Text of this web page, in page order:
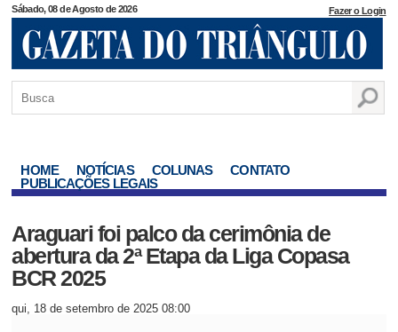
Sábado, 08 de Agosto de 2026 Fazer o Login
HOME NOTÍCIAS COLUNAS
CONTATO
PUBLICAÇÕES LEGAIS
Araguari foi palco da cerimônia de
abertura da 2ª Etapa da Liga Copasa
BCR 2025
qui, 18 de setembro de 2025 08:00